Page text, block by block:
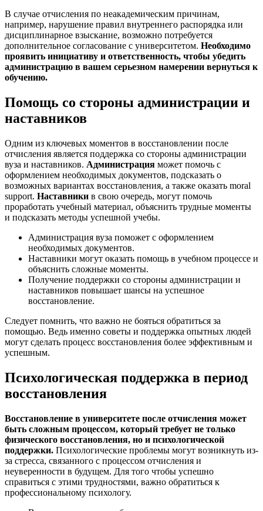
В случае отчисления по неакадемическим причинам,
например, нарушение правил внутреннего распорядка или
дисциплинарное взыскание, возможно потребуется
дополнительное согласование с университетом. Необходимо
проявить инициативу и ответственность, чтобы убедить
администрацию в вашем серьезном намерении вернуться к
обучению.
Помощь со стороны администрации и
наставников
Одним из ключевых моментов в восстановлении после
отчисления является поддержка со стороны администрации
вуза и наставников. Администрация может помочь с
оформлением необходимых документов, подсказать о
возможных вариантах восстановления, а также оказать moral
support. Наставники в свою очередь, могут помочь
проработать учебный материал, объяснить трудные моменты
и подсказать методы успешной учебы.
Администрация вуза поможет с оформлением
необходимых документов.
Наставники могут оказать помощь в учебном процессе и
объяснить сложные моменты.
Получение поддержки со стороны администрации и
наставников повышает шансы на успешное
восстановление.
Следует помнить, что важно не бояться обратиться за
помощью. Ведь именно советы и поддержка опытных людей
могут сделать процесс восстановления более эффективным и
успешным.
Психологическая поддержка в период
восстановления
Восстановление в университете после отчисления может
быть сложным процессом, который требует не только
физического восстановления, но и психологической
поддержки. Психологические проблемы могут возникнуть из-
за стресса, связанного с процессом отчисления и
неуверенности в будущем. Для того чтобы успешно
справиться с этими трудностями, важно обратиться к
профессиональному психологу.